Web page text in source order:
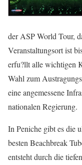
der ASP World Tour,
Veranstaltungsort ist
erfu?llt alle wichtigen
Wahl zum
eine angemessene
nationalen Regierung.
In Peniche gibt es die
besten Beachbreak
entsteht durch die